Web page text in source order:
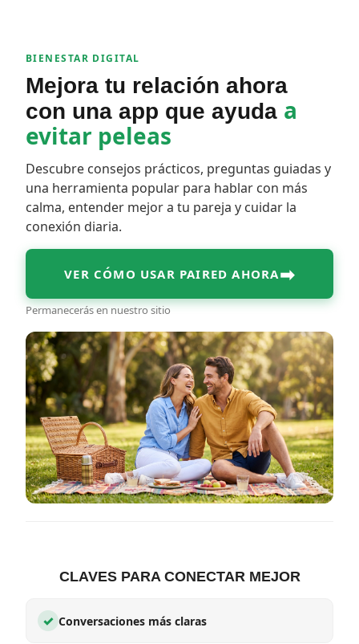
BIENESTAR DIGITAL
Mejora tu relación ahora
con una app que ayuda a
evitar peleas
Descubre consejos prácticos, preguntas guiadas y
una herramienta popular para hablar con más
calma, entender mejor a tu pareja y cuidar la
conexión diaria.
VER CÓMO USAR PAIRED AHORA➡
Permanecerás en nuestro sitio
CLAVES PARA CONECTAR MEJOR
✓ Conversaciones más claras